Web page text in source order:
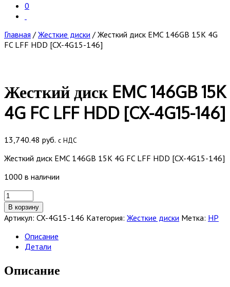
0
Главная / Жесткие диски / Жесткий диск EMC 146GB 15K 4G
FC LFF HDD [CX-4G15-146]
Жесткий диск EMC 146GB 15K
4G FC LFF HDD [CX-4G15-146]
13,740.48 руб. с НДС
Жесткий диск EMC 146GB 15K 4G FC LFF HDD [CX-4G15-146]
1000 в наличии
Количество
товара
Жесткий
диск
EMC
146GB
4G
FC
В корзину
Артикул: CX-4G15-146 Категория: Жесткие диски Метка: HP
Описание
Детали
Описание